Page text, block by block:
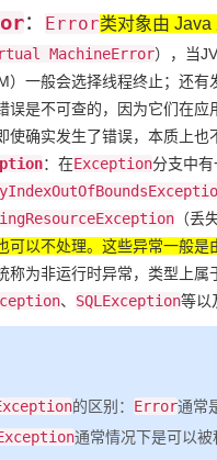
： Error类对象由
MachineError），当
）一般会选择线程终止；还
误是不可查的，因为它们在
使确实发生了错误，本质上
：在Exception分支中
（丢
可以不处理。这些异常一般
称为非运行时异常，类型上属
、 SQLException等以
的区别： Error通常
通常情况下是可以被